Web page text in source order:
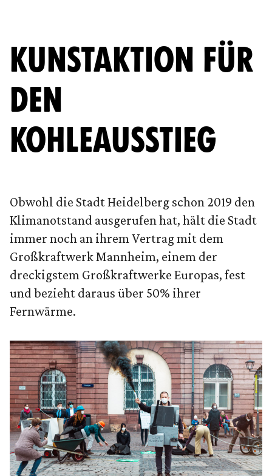
KUNSTAKTION FÜR
DEN
KOHLEAUSSTIEG
Obwohl die Stadt Heidelberg schon 2019 den
Klimanotstand ausgerufen hat, hält die Stadt
immer noch an ihrem Vertrag mit dem
Großkraftwerk Mannheim, einem der
dreckigstem Großkraftwerke Europas, fest
und bezieht daraus über 50% ihrer
Fernwärme.